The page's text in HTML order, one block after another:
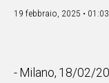
GALLURA
CAMPIDANO
19 febbraio, 2025 • 01:03
- Milano, 18/02/